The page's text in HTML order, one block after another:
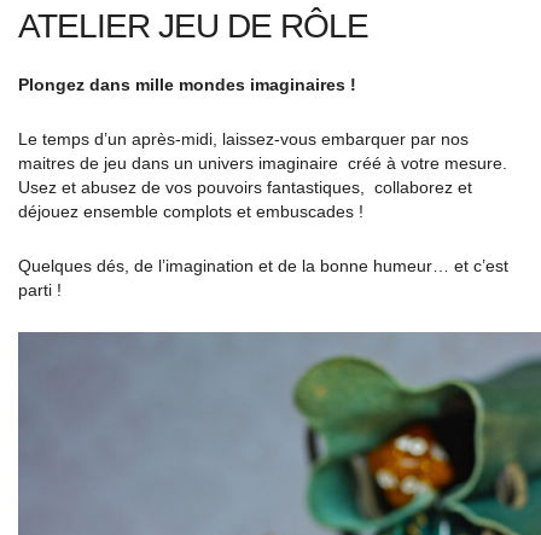
ATELIER JEU DE RÔLE
Plongez dans mille mondes imaginaires !
Le temps d’un après-midi, laissez-vous embarquer par nos
maitres de jeu dans un univers imaginaire créé à votre mesure.
Usez et abusez de vos pouvoirs fantastiques, collaborez et
déjouez ensemble complots et embuscades !
Quelques dés, de l’imagination et de la bonne humeur… et c’est
parti !